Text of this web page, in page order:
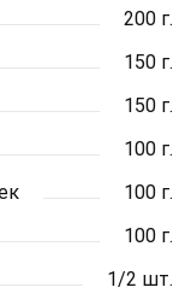
200 г.
150 г.
150 г.
100 г.
100 г.
100 г.
1/2 шт.